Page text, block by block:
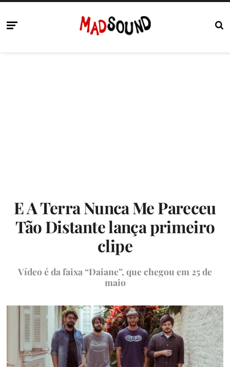
E A Terra Nunca Me Pareceu
Tão Distante lança primeiro
clipe
Vídeo é da faixa “Daiane”, que chegou em 25 de
maio